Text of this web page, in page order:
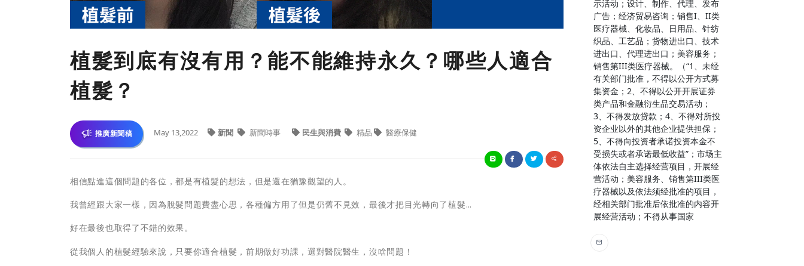
植髮到底有沒有用？能不能維持永久？哪些人適合
植髮？
推廣新聞稿 May 13,2022 新聞 新聞時事 民生與消費 精品 醫療保健
相信點進這個問題的各位，都是有植髮的想法，但是還在猶豫觀望的人。
我曾經跟大家一樣，因為脫髮問題費盡心思，各種偏方用了但是仍舊不見效，最後才把目光轉向了植髮…
好在最後也取得了不錯的效果。
從我個人的植髮經驗來說，只要你適合植髮，前期做好功課，選對醫院醫生，沒啥問題！
示活动；设计、制作、代理、发布
广告；经济贸易咨询；销售I、II类
医疗器械、化妆品、日用品、针纺
织品、工艺品；货物进出口、技术
进出口、代理进出口；美容服务；
销售第III类医疗器械。（“1、未经
有关部门批准，不得以公开方式募
集资金；2、不得以公开开展证券
类产品和金融衍生品交易活动；
3、不得发放贷款；4、不得对所投
资企业以外的其他企业提供担保；
5、不得向投资者承诺投资本金不
受损失或者承诺最低收益”；市场主
体依法自主选择经营项目，开展经
营活动；美容服务、销售第III类医
疗器械以及依法须经批准的项目，
经相关部门批准后依批准的内容开
展经营活动；不得从事国家